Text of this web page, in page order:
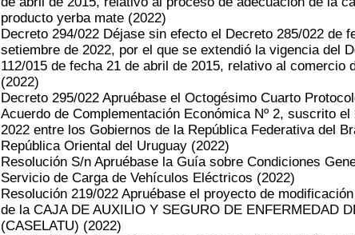
producto yerba mate (2022)
Decreto 294/022 Déjase sin efecto el Decreto 285/022 de
setiembre de 2022, por el que se extendió la vigencia del
112/015 de fecha 21 de abril de 2015, relativo al comercio
(2022)
Decreto 295/022 Apruébase el Octogésimo Cuarto
Acuerdo de Complementación Económica Nº 2, suscrito el
2022 entre los Gobiernos de la República Federativa del
República Oriental del Uruguay (2022)
Resolución S/n Apruébase la Guía sobre Condiciones
Servicio de Carga de Vehículos Eléctricos (2022)
Resolución 219/022 Apruébase el proyecto de
de la CAJA DE AUXILIO Y SEGURO DE ENFERMEDAD
(CASELATU) (2022)